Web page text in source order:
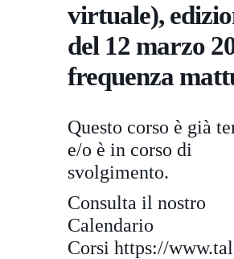
virtuale),
del 12 marzo
frequenza
Questo corso è già
e/o è in corso di
svolgimento.
Consulta il nostro
Calendario
Corsi https://